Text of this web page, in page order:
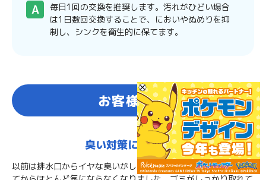
毎日1回の交換を推奨します。汚れがひどい場合
は1日数回交換することで、においやぬめりを抑
制し、シンクを衛生的に保てます。
お客様の声
臭い対策に効果あり
以前は排水口からイヤな臭いがしていましたが、これを使い始め